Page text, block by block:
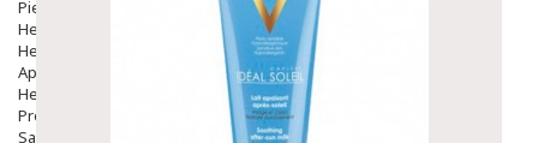
Piel
Herpes Y Hongos
Heridas Y úlceras
Aparato Genital
Hemorroides
Protectores Y Emolientes
Salud